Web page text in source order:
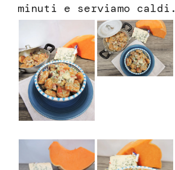
minuti e serviamo caldi.